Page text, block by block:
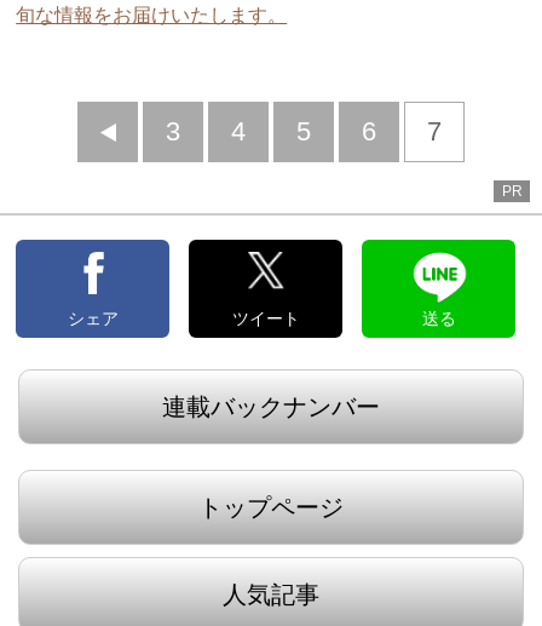
旬な情報をお届けいたします。
前
3 4 5 6 7
PR
シェア ツイート 送る
連載バックナンバー
トップページ
人気記事